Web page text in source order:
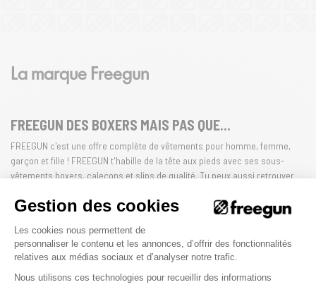
La marque Freegun
FREEGUN DES BOXERS MAIS PAS QUE...
FREEGUN c'est une offre complète de vêtements pour homme, femme,
garçon et fille ! FREEGUN t'habille de la tête aux pieds avec ses sous-
vêtements boxers, caleçons et slips de qualité. Tu peux aussi retrouver
NEVER STOP !
HOMME FEMME ENFANT
Gestion des cookies
Plateforme de Gestion du
Les cookies nous permettent de
personnaliser le contenu et les annonces, d’offrir des fonctionnalités
relatives aux médias sociaux et d’analyser notre trafic.
Nous utilisons ces technologies pour recueillir des informations